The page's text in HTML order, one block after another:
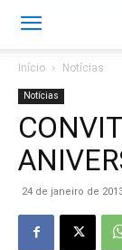
Início Notícias
Notícias
24 de janeiro de